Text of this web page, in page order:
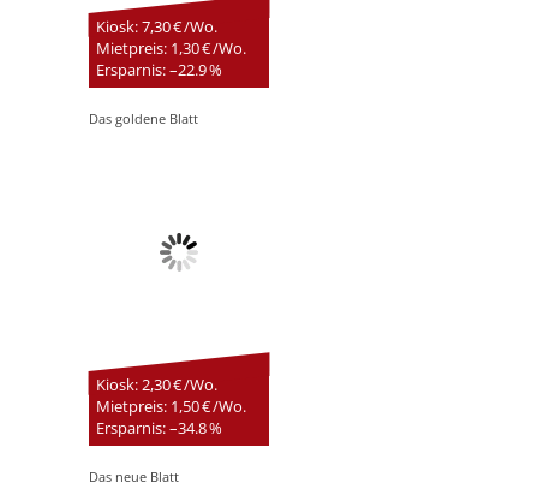
Kiosk: 7,30 € /Wo.
Mietpreis: 1,30 € /Wo.
Ersparnis: –22.9 %
Das goldene Blatt
Kiosk: 2,30 € /Wo.
Mietpreis: 1,50 € /Wo.
Ersparnis: –34.8 %
Das neue Blatt